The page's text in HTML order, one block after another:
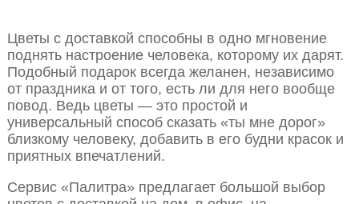
Цветы с доставкой способны в одно мгновение
поднять настроение человека, которому их дарят.
Подобный подарок всегда желанен, независимо
от праздника и от того, есть ли для него вообще
повод. Ведь цветы — это простой и
универсальный способ сказать «ты мне дорог»
близкому человеку, добавить в его будни красок и
приятных впечатлений.
Сервис «Палитра» предлагает большой выбор